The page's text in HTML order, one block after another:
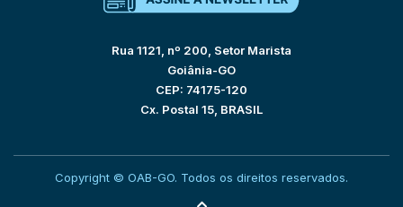
Rua 1121, nº 200, Setor Marista
Goiânia-GO
CEP: 74175-120
Cx. Postal 15, BRASIL
Copyright © OAB-GO. Todos os direitos reservados.